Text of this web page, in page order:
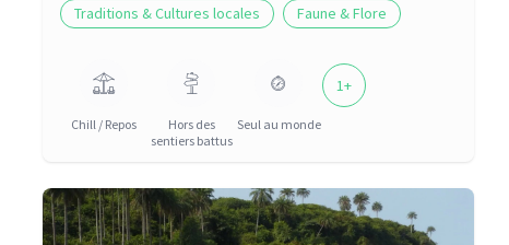
Traditions & Cultures locales
Faune & Flore
Chill / Repos
Hors des
sentiers battus
Seul au monde
1+